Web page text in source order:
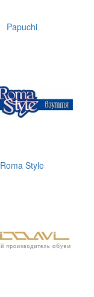
Papuchi
Roma Style